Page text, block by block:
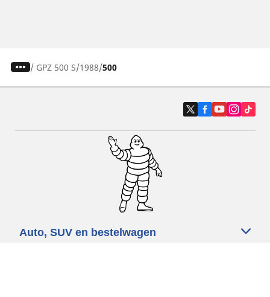
/ GPZ 500 S 1988 500
Auto, SUV en bestelwagen